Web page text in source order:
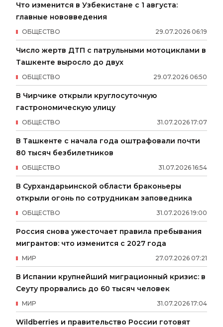
Что изменится в Узбекистане с 1 августа:
главные нововведения
29.07.2026 06:19
ОБЩЕСТВО
Число жертв ДТП с патрульными мотоциклами в
Ташкенте выросло до двух
29.07.2026 06:50
ОБЩЕСТВО
В Чирчике открыли круглосуточную
гастрономическую улицу
31.07.2026 17:07
ОБЩЕСТВО
В Ташкенте с начала года оштрафовали почти
80 тысяч безбилетников
31.07.2026 16:54
ОБЩЕСТВО
В Сурхандарьинской области браконьеры
открыли огонь по сотрудникам заповедника
31.07.2026 19:00
ОБЩЕСТВО
Россия снова ужесточает правила пребывания
мигрантов: что изменится с 2027 года
27.07.2026 07:21
МИР
В Испании крупнейший миграционный кризис: в
Сеуту прорвались до 60 тысяч человек
31.07.2026 17:04
МИР
Wildberries и правительство России готовят